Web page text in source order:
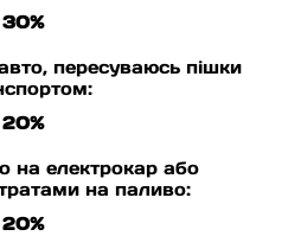
30%
пересуваюсь пішки
20%
на електрокар або
на паливо:
20%